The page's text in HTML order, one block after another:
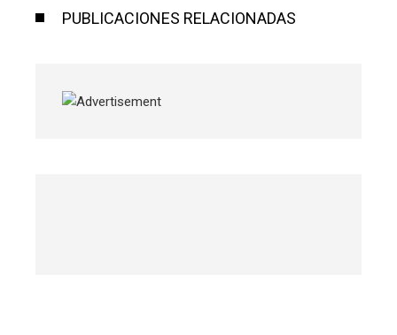
PUBLICACIONES RELACIONADAS